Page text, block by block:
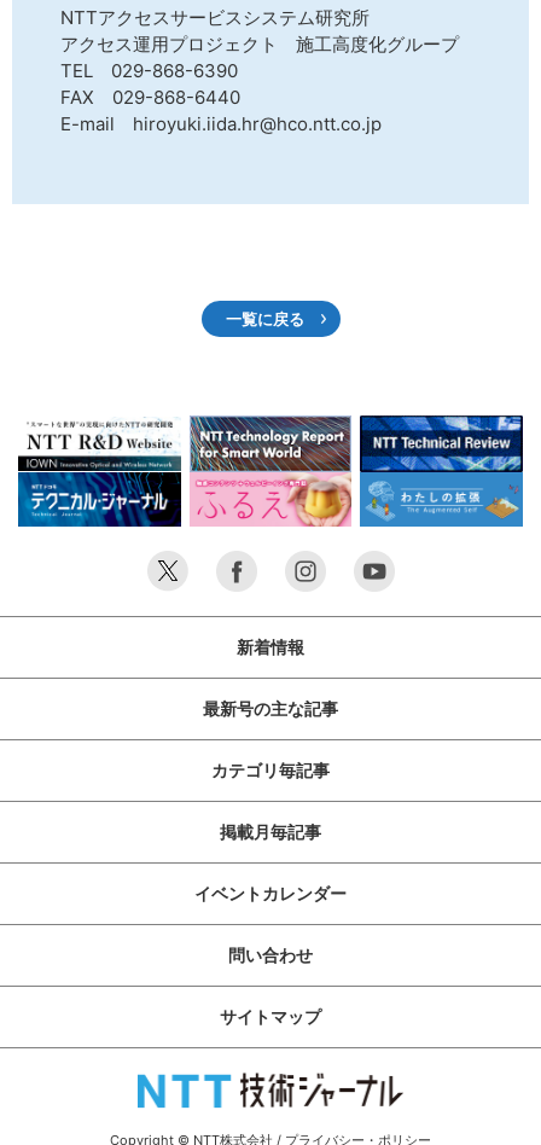
NTTアクセスサービスシステム研究所
アクセス運用プロジェクト 施工高度化グループ
TEL 029-868-6390
FAX 029-868-6440
E-mail hiroyuki.iida.hr@hco.ntt.co.jp
一覧に戻る
新着情報
最新号の主な記事
カテゴリ毎記事
掲載月毎記事
イベントカレンダー
問い合わせ
サイトマップ
Copyright © NTT株式会社 / プライバシー・ポリシー